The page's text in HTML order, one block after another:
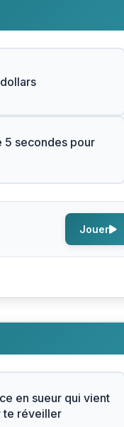
5 secondes pour
Jouer
en sueur qui vient
te réveiller